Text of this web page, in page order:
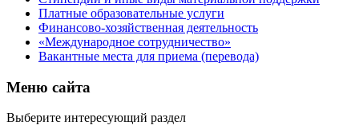
Платные образовательные услуги
Финансово-хозяйственная деятельность
«Международное сотрудничество»
Вакантные места для приема (перевода)
Меню сайта
Выберите интересующий раздел